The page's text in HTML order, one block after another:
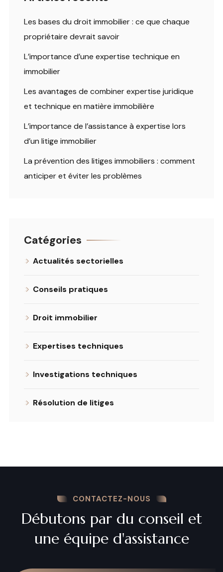
Les bases du droit immobilier : ce que chaque
propriétaire devrait savoir
L’importance d’une expertise technique en
immobilier
Les avantages de combiner expertise juridique
et technique en matière immobilière
L’importance de l’assistance à expertise lors
d’un litige immobilier
La prévention des litiges immobiliers : comment
anticiper et éviter les problèmes
Catégories
Actualités sectorielles
Conseils pratiques
Droit immobilier
Expertises techniques
Investigations techniques
Résolution de litiges
CONTACTEZ-NOUS
Débutons par du conseil et
une équipe d'assistance